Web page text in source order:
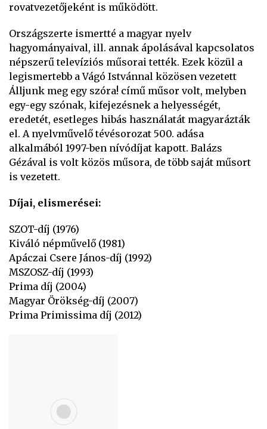
rovatvezetőjeként is működött.
Országszerte ismertté a magyar nyelv
hagyományaival, ill. annak ápolásával kapcsolatos
népszerű televíziós műsorai tették. Ezek közül a
legismertebb a Vágó Istvánnal közösen vezetett
Álljunk meg egy szóra! című műsor volt, melyben
egy-egy szónak, kifejezésnek a helyességét,
eredetét, esetleges hibás használatát magyarázták
el. A nyelvművelő tévésorozat 500. adása
alkalmából 1997-ben nívódíjat kapott. Balázs
Gézával is volt közös műsora, de több saját műsort
is vezetett.
Díjai, elismerései:
SZOT-díj (1976)
Kiváló népművelő (1981)
Apáczai Csere János-díj (1992)
MSZOSZ-díj (1993)
Prima díj (2004)
Magyar Örökség-díj (2007)
Prima Primissima díj (2012)